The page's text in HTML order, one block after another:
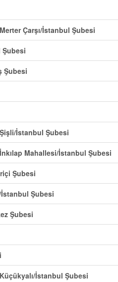
Çarşı/İstanbul Şubesi
Şubesi
Şubesi
İstanbul Şubesi
Mahallesi/İstanbul Şubesi
Şubesi
Şubesi
Şubesi
İstanbul Şubesi